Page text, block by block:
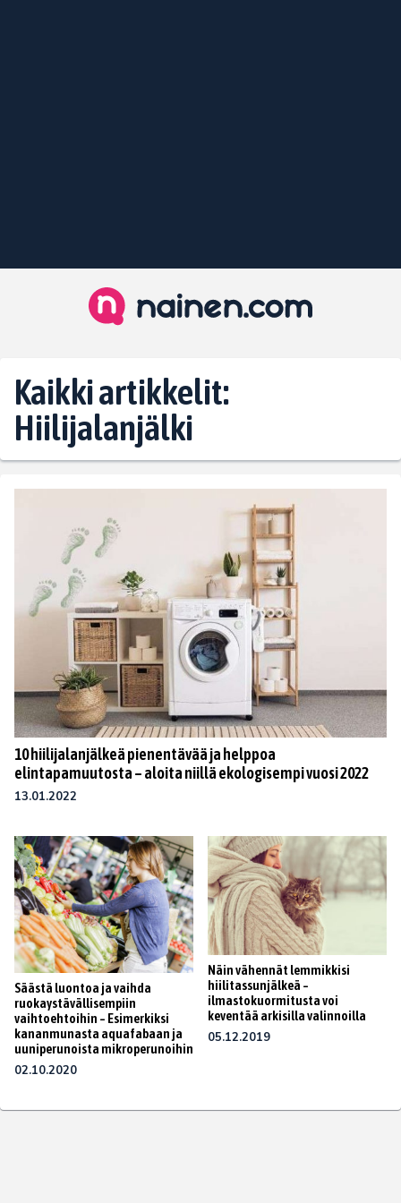
Kaikki artikkelit:
Hiilijalanjälki
10 hiilijalanjälkeä pienentävää ja helppoa
elintapamuutosta – aloita niillä ekologisempi vuosi 2022
13.01.2022
Säästä luontoa ja vaihda
ruokaystävällisempiin
vaihtoehtoihin – Esimerkiksi
kananmunasta aquafabaan ja
uuniperunoista mikroperunoihin
02.10.2020
Näin vähennät lemmikkisi
hiilitassunjälkeä –
ilmastokuormitusta voi
keventää arkisilla valinnoilla
05.12.2019